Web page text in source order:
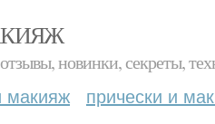
новинки, секреты,
макияж прически и